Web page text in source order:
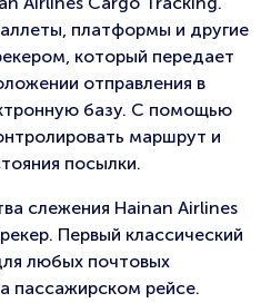
платформы и другие
который передает
отправления в
базу. С помощью
маршрут и
посылки.
слежения Hainan Airlines
Первый классический
любых почтовых
пассажирском рейсе.